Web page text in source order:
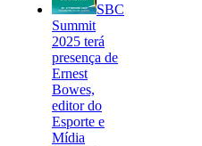
SBC
Summit
2025 terá
presença de
Ernest
Bowes,
editor do
Esporte e
Mídia